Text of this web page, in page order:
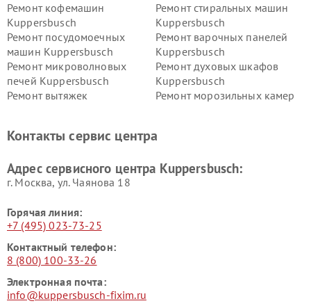
Ремонт кофемашин
Kuppersbusch
Ремонт стиральных машин
Kuppersbusch
Ремонт посудомоечных
машин Kuppersbusch
Ремонт варочных панелей
Kuppersbusch
Ремонт микроволновых
печей Kuppersbusch
Ремонт духовых шкафов
Kuppersbusch
Ремонт вытяжек
Ремонт морозильных камер
Kuppersbusch
вакуумных упаковщиков
Ремонт сушильных машин Kuppersbusch
Контакты сервис центра
Адрес сервисного центра Kuppersbusch:
г. Москва, ул. Чаянова 18
Горячая линия:
+7 (495) 023-73-25
Контактный телефон:
8 (800) 100-33-26
Электронная почта:
info@kuppersbusch-fixim.ru